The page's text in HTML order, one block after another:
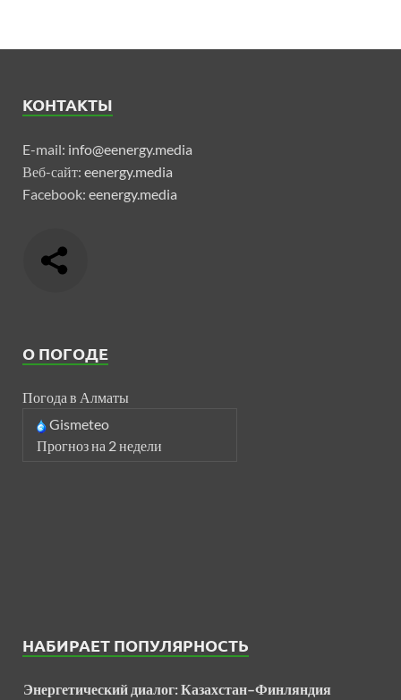
КОНТАКТЫ
E-mail: info@eenergy.media
Веб-сайт: eenergy.media
Facebook: eenergy.media
О ПОГОДЕ
Погода в Алматы
Gismeteo
Прогноз на 2 недели
НАБИРАЕТ ПОПУЛЯРНОСТЬ
Энергетический диалог: Казахстан–Финляндия